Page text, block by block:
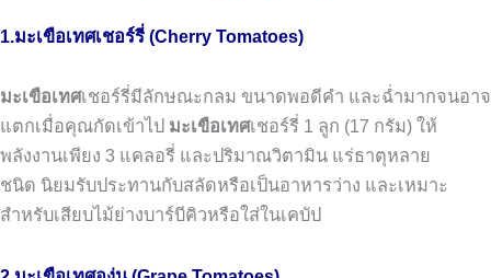
1.มะเขือเทศเชอร์รี่ (Cherry Tomatoes)
มะเขือเทศเชอร์รี่มีลักษณะกลม ขนาดพอดีคำ และฉ่ำมากจนอาจ
แตกเมื่อคุณกัดเข้าไป มะเขือเทศเชอร์รี่ 1 ลูก (17 กรัม) ให้
พลังงานเพียง 3 แคลอรี่ และปริมาณวิตามิน แร่ธาตุหลาย
ชนิด นิยมรับประทานกับสลัดหรือเป็นอาหารว่าง และเหมาะ
สำหรับเสียบไม้ย่างบาร์บีคิวหรือใส่ในเคบัป